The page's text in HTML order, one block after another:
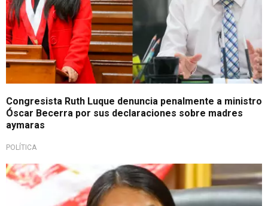
Congresista Ruth Luque denuncia penalmente a ministro
Óscar Becerra por sus declaraciones sobre madres
aymaras
POLÍTICA
Crisis social y política